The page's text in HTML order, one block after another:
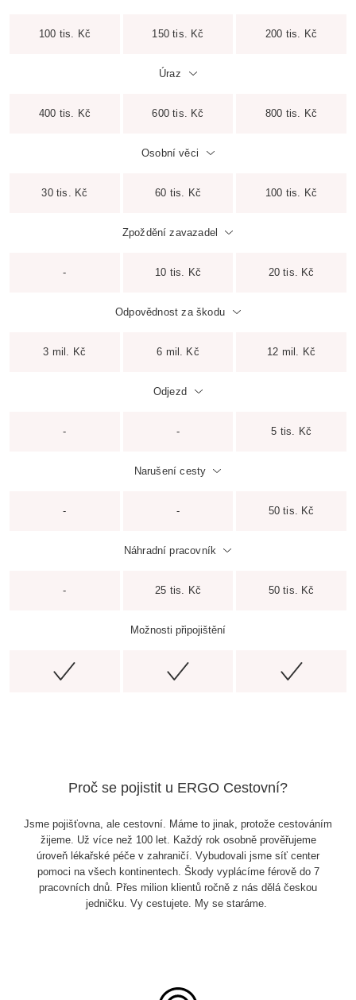
100 tis. Kč 150 tis. Kč 200 tis. Kč
Úraz
400 tis. Kč 600 tis. Kč 800 tis. Kč
Osobní věci
30 tis. Kč 60 tis. Kč 100 tis. Kč
Zpoždění zavazadel
- 10 tis. Kč 20 tis. Kč
Odpovědnost za škodu
3 mil. Kč 6 mil. Kč 12 mil. Kč
Odjezd
- - 5 tis. Kč
Narušení cesty
- - 50 tis. Kč
Náhradní pracovník
- 25 tis. Kč 50 tis. Kč
Možnosti připojištění
Proč se pojistit u ERGO Cestovní?
Jsme pojišťovna, ale cestovní. Máme to jinak, protože cestováním
žijeme. Už více než 100 let. Každý rok osobně prověřujeme
úroveň lékařské péče v zahraničí. Vybudovali jsme síť center
pomoci na všech kontinentech. Škody vyplácíme férově do 7
pracovních dnů. Přes milion klientů ročně z nás dělá českou
jedničku. Vy cestujete. My se staráme.